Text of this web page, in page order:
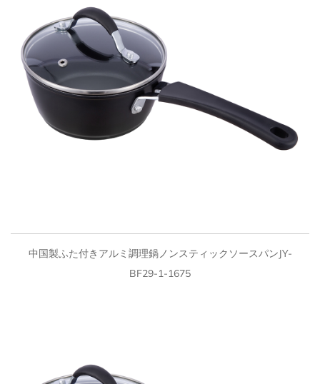
クイックビュー
中国製ふた付きアルミ調理鍋ノンスティックソースパンJY-
BF29-1-1675